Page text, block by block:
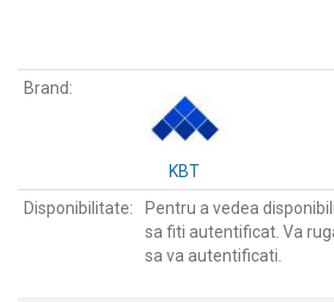
Brand:
KBT
Disponibilitate:
Pentru a vedea
sa fiti autentificat. Va
sa va autentificati.